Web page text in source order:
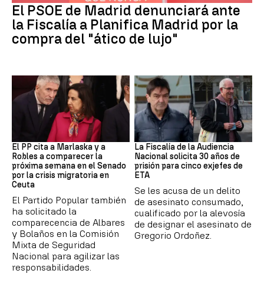
El PSOE de Madrid denunciará ante
la Fiscalía a Planifica Madrid por la
compra del "ático de lujo"
Crisis Migratoria
El PP cita a Marlaska y a
Robles a comparecer la
próxima semana en el Senado
por la crisis migratoria en
Ceuta
El Partido Popular también
ha solicitado la
comparecencia de Albares
y Bolaños en la Comisión
Mixta de Seguridad
Nacional para agilizar las
responsabilidades.
ETA
La Fiscalía de la Audiencia
Nacional solicita 30 años de
prisión para cinco exjefes de
ETA
Se les acusa de un delito
de asesinato consumado,
cualificado por la alevosía
de designar el asesinato de
Gregorio Ordoñez.